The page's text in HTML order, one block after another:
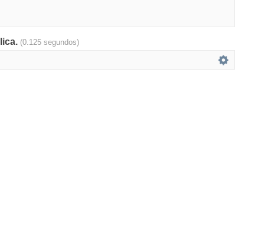
(0.125 segundos)